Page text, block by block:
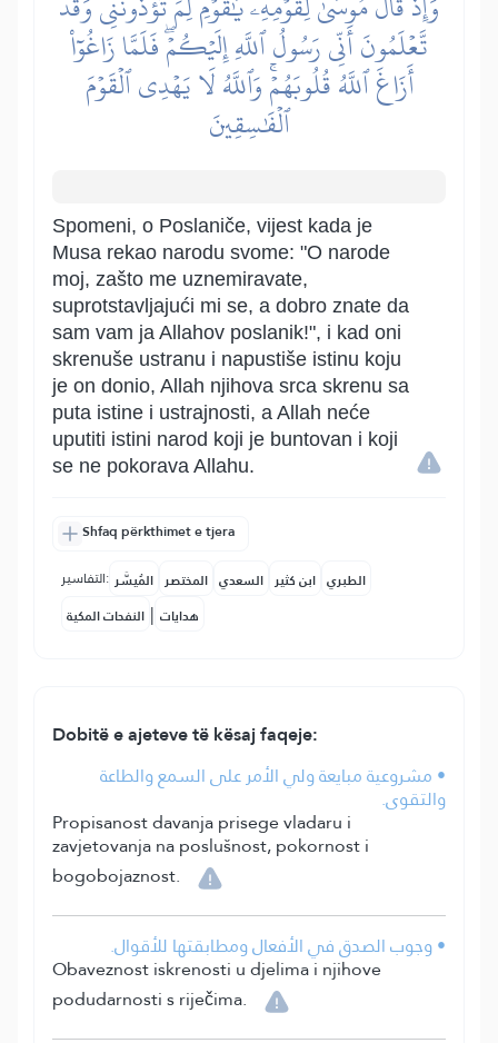
تَّعۡلَمُونَ أَنِّي رَسُولُ ٱللَّهِ إِلَيۡكُمۡۖ فَلَمَّا زَاغُوٓاْ
أَزَاغَ ٱللَّهُ قُلُوبَهُمۡۚ وَٱللَّهُ لَا يَهۡدِي ٱلۡقَوۡمَ
ٱلۡفَٰسِقِينَ
Spomeni, o Poslaniče, vijest kada je
Musa rekao narodu svome: "O narode
moj, zašto me uznemiravate,
suprotstavljajući mi se, a dobro znate da
sam vam ja Allahov poslanik!", i kad oni
skrenuše ustranu i napustiše istinu koju
je on donio, Allah njihova srca skrenu sa
puta istine i ustrajnosti, a Allah neće
uputiti istini narod koji je buntovan i koji
se ne pokorava Allahu.
Shfaq përkthimet e tjera
التفاسير: المُيسَّر المختصر السعدي ابن كثير الطبري
النفحات المكية | هدايات
Dobitë e ajeteve të kësaj faqeje:
• مشروعية مبايعة ولي الأمر على السمع والطاعة
والتقوى.
Propisanost davanja prisege vladaru i
zavjetovanja na poslušnost, pokornost i
bogobojaznost.
• وجوب الصدق في الأفعال ومطابقتها للأقوال.
Obaveznost iskrenosti u djelima i njihove
podudarnosti s riječima.